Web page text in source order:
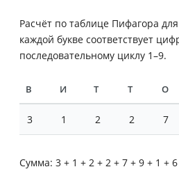
Расчёт по таблице Пифагора
каждой букве соответствует
последовательному циклу 1–9.
В И Т Т О
3 1 2 2 7
Сумма: 3 + 1 + 2 + 2 + 7 + 9 + 1 +